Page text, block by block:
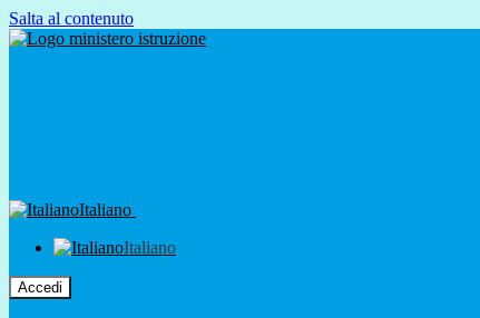
Salta al contenuto
Italiano
Italiano
Accedi